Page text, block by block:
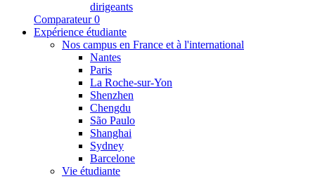
dirigeants
Comparateur 0
Expérience étudiante
Nos campus en France et à l'international
Nantes
Paris
La Roche-sur-Yon
Shenzhen
Chengdu
São Paulo
Shanghai
Sydney
Barcelone
Vie étudiante